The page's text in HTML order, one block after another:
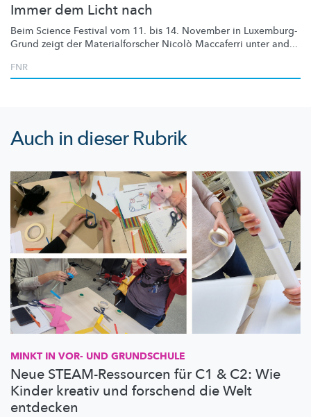
Immer dem Licht nach
Beim Science Festival vom 11. bis 14. November in Luxemburg-
Grund zeigt der Materialforscher Nicolò Maccaferri unter and...
FNR
Auch in dieser Rubrik
MINKT IN VOR- UND GRUNDSCHULE
Neue STEAM-Ressourcen für C1 & C2: Wie
Kinder kreativ und forschend die Welt
entdecken